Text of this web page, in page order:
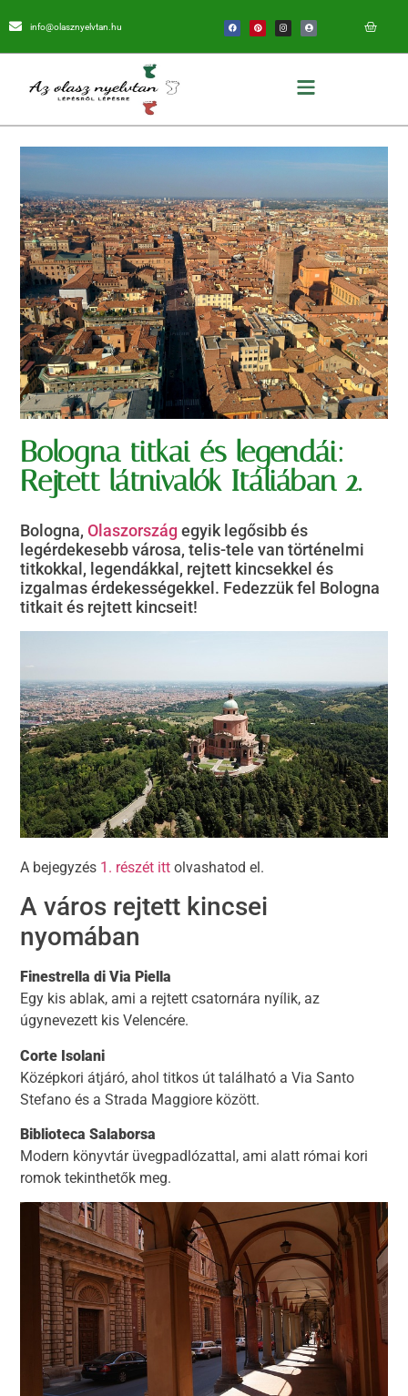
info@olasznyelvtan.hu
Bologna titkai és legendái:
Rejtett látnivalók Itáliában 2.
Bologna, Olaszország egyik legősibb és
legérdekesebb városa, telis-tele van történelmi
titkokkal, legendákkal, rejtett kincsekkel és
izgalmas érdekességekkel. Fedezzük fel Bologna
titkait és rejtett kincseit!
A bejegyzés 1. részét itt olvashatod el.
A város rejtett kincsei
nyomában
Finestrella di Via Piella
Egy kis ablak, ami a rejtett csatornára nyílik, az
úgynevezett kis Velencére.
Corte Isolani
Középkori átjáró, ahol titkos út található a Via Santo
Stefano és a Strada Maggiore között.
Biblioteca Salaborsa
Modern könyvtár üvegpadlózattal, ami alatt római kori
romok tekinthetők meg.